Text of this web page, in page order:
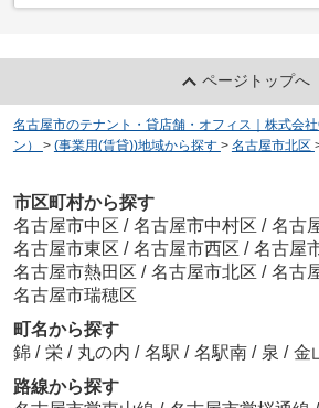
ページトップへ
名古屋市のテナント・貸店舗・オフィス｜株式会
ン）
> (事業用(賃貸))地域から探す > 名古屋市北区
市区町村から探す
名古屋市中区 / 名古屋市中村区 / 名古
名古屋市東区 / 名古屋市西区 / 名古屋
名古屋市熱田区 / 名古屋市北区 / 名古
名古屋市瑞穂区
町名から探す
錦 / 栄 / 丸の内 / 名駅 / 名駅南 / 泉 / 金
路線から探す